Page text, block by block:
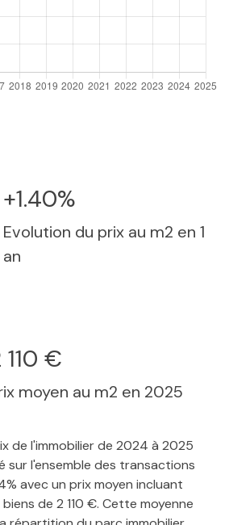
+1.40%
Evolution du prix au m2 en 1
an
110 €
moyen au m2 en 2025
de l'immobilier de 2024 à 2025
sur l'ensemble des transactions
avec un prix moyen incluant
de 2 110 €. Cette moyenne